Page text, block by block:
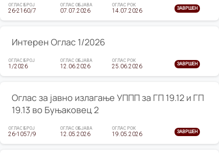
ОГЛАС БРОЈ
26-2160/7
ОГЛАС ОБЈАВА
07.07.2026
ОГЛАС РОК
14.07.2026 ЗАВРШЕН
Интерен Оглас 1/2026
ОГЛАС БРОЈ
1/2026
ОГЛАС ОБЈАВА
12.06.2026
ОГЛАС РОК
25.06.2026 ЗАВРШЕН
Оглас за јавно излагање УППП за ГП 19.12 и ГП
19.13 во Буњаковец 2
ОГЛАС БРОЈ
26-1057/9
ОГЛАС ОБЈАВА
12.05.2026
ОГЛАС РОК
19.05.2026 ЗАВРШЕН